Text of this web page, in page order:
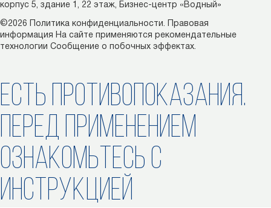
корпус 5, здание 1, 22 этаж, Бизнес-центр «Водный»
©2026 Политика конфиденциальности.
Правовая
информация На сайте применяются рекомендательные
технологии Сообщение о побочных эффектах.
ЕСТЬ ПРОТИВОПОКАЗАНИЯ.
ПЕРЕД ПРИМЕНЕНИЕМ
ОЗНАКОМЬТЕСЬ С
ИНСТРУКЦИЕЙ